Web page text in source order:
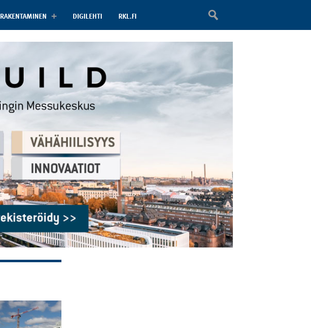
RAKENTAMINEN DIGILEHTI RKL.FI